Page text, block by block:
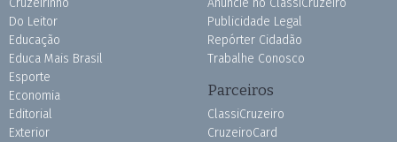
Cruzeirinho
Do Leitor
Educação
Educa Mais Brasil
Esporte
Economia
Editorial
Exterior
Anuncie no ClassiCruzeiro
Publicidade Legal
Repórter Cidadão
Trabalhe Conosco
Parceiros
ClassiCruzeiro
CruzeiroCard